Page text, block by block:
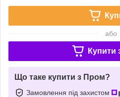
або
Купити
Що таке купити з Пром?
Замовлення під захистом